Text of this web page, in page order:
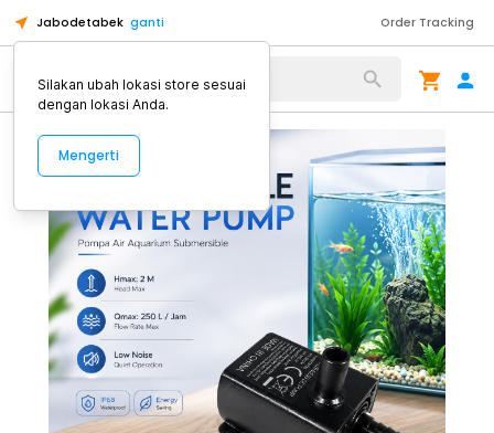
Jabodetabek ganti Order Tracking
Alat Kopi
Silakan ubah lokasi store sesuai
dengan lokasi Anda.
Mengerti